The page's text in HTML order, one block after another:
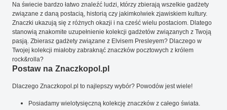
Na świecie bardzo łatwo znaleźć ludzi, którzy zbierają wszelkie gadżety
związane z daną postacią, historią czy jakimkolwiek zjawiskiem kultury.
Znaczki ukazują się z różnych okazji i na cześć wielu postaciom. Dlatego
stanowią znakomite uzupełnienie kolekcji gadżetów związanych z Twoją
pasją. Zbierasz gadżety związane z Elvisem Presleyem? Dlaczego w
Twojej kolekcji miałoby zabraknąć znaczków pocztowych z królem
rock&rolla?
Postaw na Znaczkopol.pl
Dlaczego Znaczkopol.pl to najlepszy wybór? Powodów jest wiele!
Posiadamy wielotysięczną kolekcję znaczków z całego świata.